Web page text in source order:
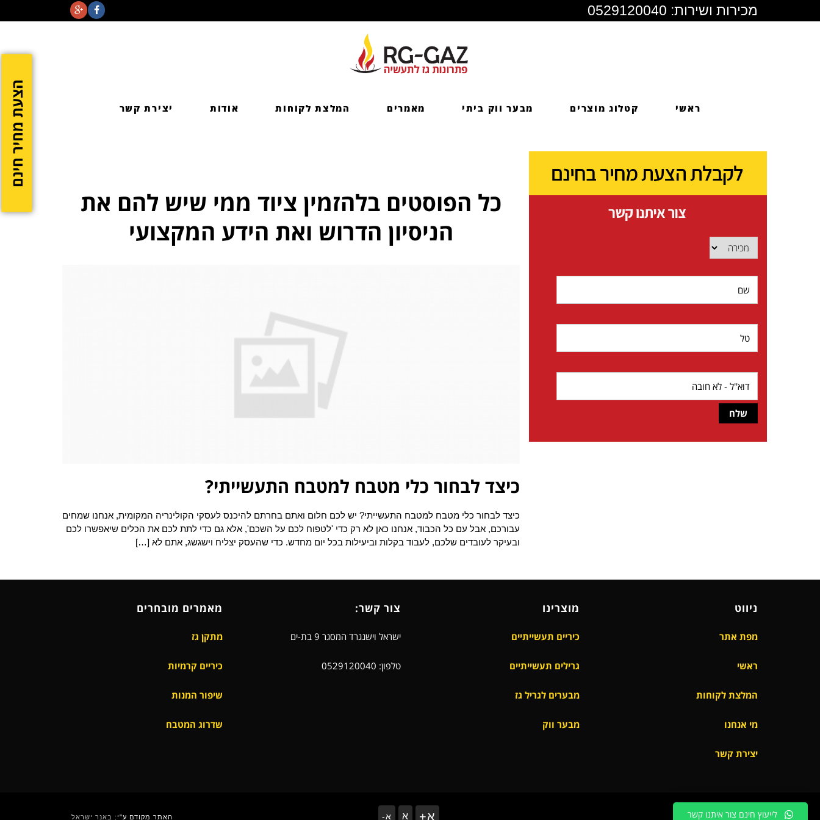
מכירות ושירות: 0529120040‏
ראשי קטלוג מוצרים מבער ווק ביתי מאמרים המלצת לקוחות אודות יצירת קשר
כל הפוסטים בלהזמין ציוד ממי שיש להם את
הניסיון הדרוש ואת הידע המקצועי
כיצד לבחור כלי מטבח למטבח התעשייתי?
כיצד לבחור כלי מטבח למטבח התעשייתי? יש לכם חלום ואתם בחרתם להיכנס לעסקי הקולינריה המקומית, אנחנו שמחים
עבורכם, אבל עם כל הכבוד, אנחנו כאן לא רק כדי 'לטפוח לכם על השכם', אלא גם כדי לתת לכם את הכלים שיאפשרו לכם
ובעיקר לעובדים שלכם, לעבוד בקלות וביעילות בכל יום מחדש. כדי שהעסק יצליח וישגשג, אתם לא […]
ניווט
מפת אתר
ראשי
המלצת לקוחות
מי אנחנו
יצירת קשר
מוצרינו
כיריים תעשייתיים
גרילים תעשייתיים
מבערים לגריל גז
מבער ווק
צור קשר:
ישראל וישנגרד המסגר 9 בת-ים
טלפון: 0529120040
מאמרים מובחרים
מתקן גז
כיריים קרמיות
שיפור המנות
שדרוג המטבח
-א א +א האתר מקודם ע"י: באנר ישראל
הצעת מחיר חינם
לייעוץ חינם צור איתנו קשר